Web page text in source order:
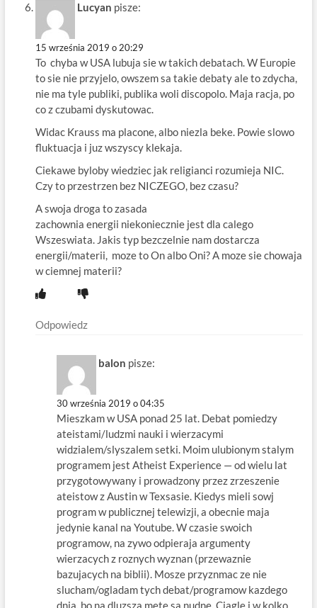
Lucyan pisze:
15 września 2019 o 20:29
To chyba w USA lubuja sie w takich debatach. W Europie
to sie nie przyjelo, owszem sa takie debaty ale to zdycha,
nie ma tyle publiki, publika woli discopolo. Maja racja, po
co z czubami dyskutowac.
Widac Krauss ma placone, albo niezla beke. Powie slowo
fluktuacja i juz wszyscy klekaja.
Ciekawe byloby wiedziec jak religianci rozumieja NIC.
Czy to przestrzen bez NICZEGO, bez czasu?
A swoja droga to zasada
zachownia energii niekoniecznie jest dla calego
Wszeswiata. Jakis typ bezczelnie nam dostarcza
energii/materii, moze to On albo Oni? A moze sie chowaja
w ciemnej materii?
Odpowiedz
balon pisze:
30 września 2019 o 04:35
Mieszkam w USA ponad 25 lat. Debat pomiedzy
ateistami/ludzmi nauki i wierzacymi
widzialem/slyszalem setki. Moim ulubionym stalym
programem jest Atheist Experience — od wielu lat
przygotowywany i prowadzony przez zrzeszenie
ateistow z Austin w Texsasie. Kiedys mieli sowj
program w publicznej telewizji, a obecnie maja
jedynie kanal na Youtube. W czasie swoich
programow, na zywo odpieraja argumenty
wierzacych z roznych wyznan (przewaznie
bazujacych na biblii). Mosze przyznmac ze nie
slucham/ogladam tych debat/programow kazdego
dnia, bo na dluzsza mete sa nudne. Ciagle i w kolko